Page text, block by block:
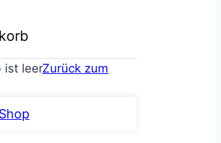
ist leerZurück zum